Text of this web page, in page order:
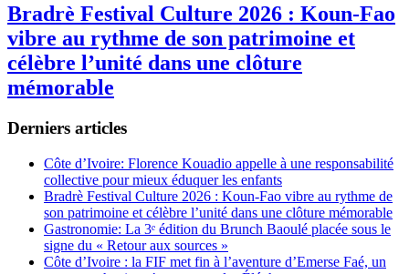
Bradrè Festival Culture 2026 : Koun-Fao
vibre au rythme de son patrimoine et
célèbre l’unité dans une clôture
mémorable
Derniers articles
Côte d’Ivoire: Florence Kouadio appelle à une responsabilité
collective pour mieux éduquer les enfants
Bradrè Festival Culture 2026 : Koun-Fao vibre au rythme de
son patrimoine et célèbre l’unité dans une clôture mémorable
Gastronomie: La 3ᵉ édition du Brunch Baoulé placée sous le
signe du « Retour aux sources »
Côte d’Ivoire : la FIF met fin à l’aventure d’Emerse Faé, un